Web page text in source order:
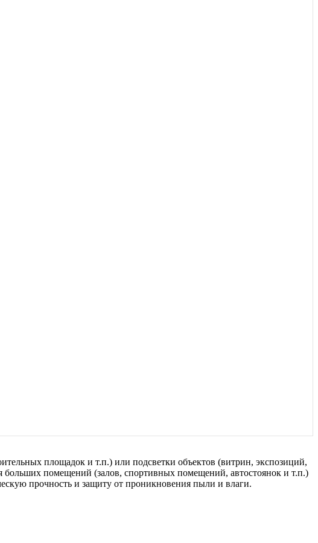
площадок и т.п.) или подсветки объектов (витрин, экспозиций,
помещений (залов, спортивных помещений, автостоянок и т.п.)
прочность и защиту от проникновения пыли и влаги.